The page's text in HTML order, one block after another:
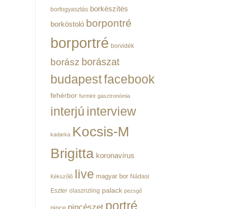
borfogyasztás borkészítés
borkóstoló borpontré
borportré borvidék
borász borászat
budapestfacebook
fehérbor furmint gasztronómia
interjú interview
kadarka Kocsis-M
Brigitta koronavírus
Kékszőlő live magyar bor Nádasi
Eszter olaszrizling palack pezsgő
portré